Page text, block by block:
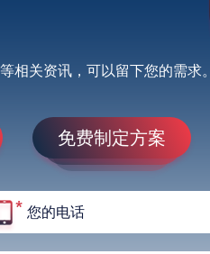
相关资讯，可以留下您的需求。
免费制定方案